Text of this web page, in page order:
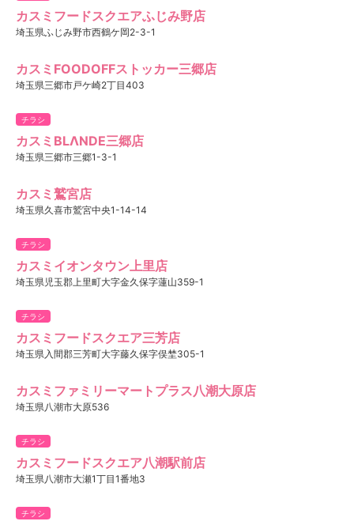
カスミフードスクエアふじみ野店
埼玉県ふじみ野市西鶴ケ岡2-3-1
カスミFOODOFFストッカー三郷店
埼玉県三郷市戸ケ崎2丁目403
チラシ
カスミBLΛNDE三郷店
埼玉県三郷市三郷1-3-1
カスミ鷲宮店
埼玉県久喜市鷲宮中央1-14-14
チラシ
カスミイオンタウン上里店
埼玉県児玉郡上里町大字金久保字蓮山359-1
チラシ
カスミフードスクエア三芳店
埼玉県入間郡三芳町大字藤久保字俣埜305-1
カスミファミリーマートプラス八潮大原店
埼玉県八潮市大原536
チラシ
カスミフードスクエア八潮駅前店
埼玉県八潮市大瀬1丁目1番地3
チラシ